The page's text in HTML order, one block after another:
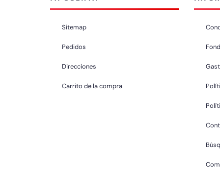
Sitemap
Pedidos
Direcciones
Carrito de la compra